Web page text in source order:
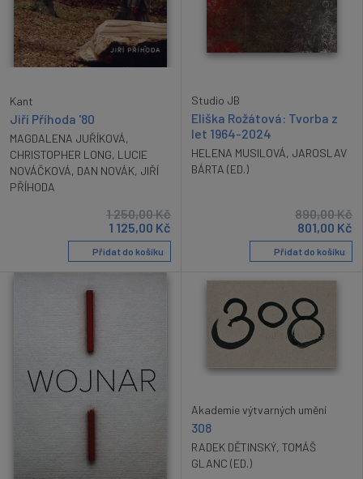
Kant
Jiří Příhoda '80
MAGDALENA JUŘÍKOVÁ,
CHRISTOPHER LONG, LUCIE
NOVÁČKOVÁ, DAN NOVÁK, JIŘÍ
PŘÍHODA
1 250,00Kč
1 125,00 Kč
Přidat do košíku
Studio JB
Eliška Rožátová: Tvorba z
let 1964-2024
HELENA MUSILOVÁ, JAROSLAV
BÁRTA (ED.)
890,00Kč
801,00 Kč
Přidat do košíku
Akademie výtvarných umění
308
RADEK DĚTINSKÝ, TOMÁŠ
GLANC (ED.)